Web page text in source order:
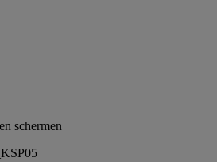
schermen